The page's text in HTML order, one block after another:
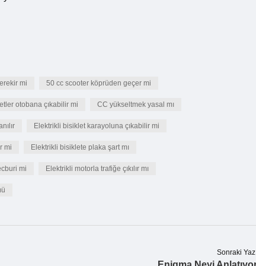
mi 50 cc scooter köprüden geçer mi
otobana çıkabilir mi CC yükseltmek yasal mı
Elektrikli bisiklet karayoluna çıkabilir mi
mi Elektrikli bisiklete plaka şart mı
mi Elektrikli motorla trafiğe çıkılır mı
Sonraki